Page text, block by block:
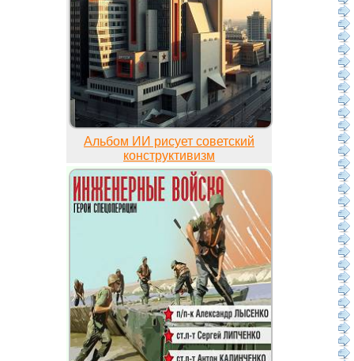
Альбом ИИ рисует советский
конструктивизм